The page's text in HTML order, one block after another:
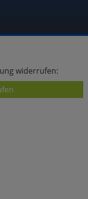
widerrufen: